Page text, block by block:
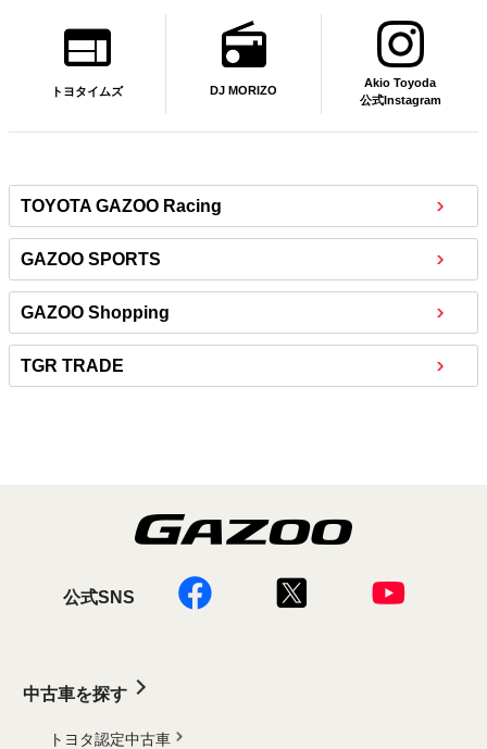
トヨタイムズ DJ MORIZO
Akio Toyoda
公式Instagram
TOYOTA GAZOO Racing
GAZOO SPORTS
GAZOO Shopping
TGR TRADE
公式SNS
中古車を探す
トヨタ認定中古車